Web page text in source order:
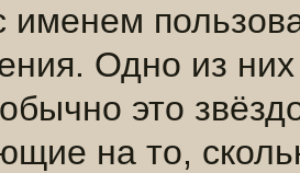
именем
Одно из
это
на то,